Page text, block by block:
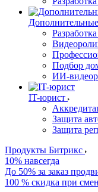
Подбор
ИИ-
IT-юрист
Защита
Защита
Продукты Битрикс
10% навсегда
До 50% за заказ
100 % скидка при